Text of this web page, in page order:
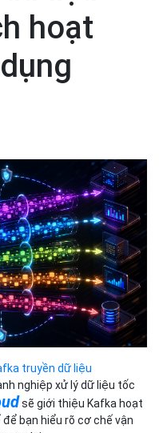
hoạt
truyền dữ liệu
nghiệp xử lý dữ liệu tốc
sẽ giới thiệu Kafka hoạt
bạn hiểu rõ cơ chế vận